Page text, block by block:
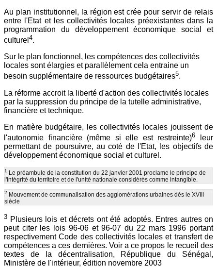
Au plan institutionnel, la région est crée pour servir de relais
entre l'Etat et les collectivités locales préexistantes dans la
programmation du développement économique social et
culturel 4.
Sur le plan fonctionnel, les compétences des collectivités
locales sont élargies et parallèlement cela entraine un
besoin supplémentaire de ressources budgétaires5.
La réforme accroit la liberté d'action des collectivités locales
par la suppression du principe de la tutelle administrative,
financière et technique.
En matière budgétaire, les collectivités locales jouissent de
l'autonomie financière (même si elle est restreinte)6 leur
permettant de poursuivre, au coté de l'Etat, les objectifs de
développement économique social et culturel.
1
Le préambule de la constitution du 22 janvier 2001 proclame le principe de
l'intégrité du territoire et de l'unité nationale considérés comme intangible.
2 Mouvement de communalisation des agglomérations urbaines dès le XVIII
siècle
3 Plusieurs lois et décrets ont été adoptés. Entres autres on
peut citer les lois 96-06 et 96-07 du 22 mars 1996 portant
respectivement Code des collectivités locales et transfert de
compétences a ces dernières. Voir a ce propos le recueil des
textes de la décentralisation, République du Sénégal,
Ministère de l'intérieur, édition novembre 2003